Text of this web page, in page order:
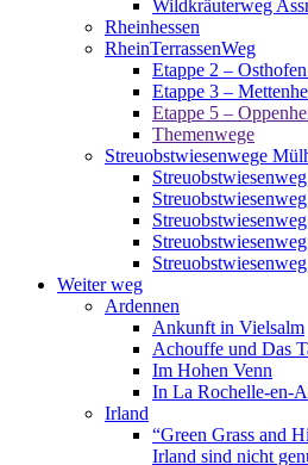
Wildkräuterweg
Rheinhessen
RheinTerrassenWeg
Etappe 2 –
Etappe 3 –
Etappe 5 –
Themenwege
Streuobstwiesenwege
Weiter weg
Ardennen
Ankunft in Vielsalm
Achouffe und Das
Im Hohen Venn
In La Rochelle-en-
Irland
“Green Grass and
Irland sind nicht